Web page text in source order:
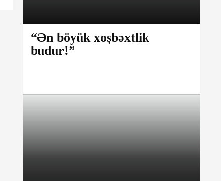
“Ən böyük xoşbəxtlik
budur!”